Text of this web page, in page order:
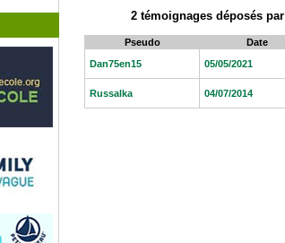
2 témoignages déposés
Pseudo Date
Dan75en15
05/05/2021
Russalka 04/07/2014